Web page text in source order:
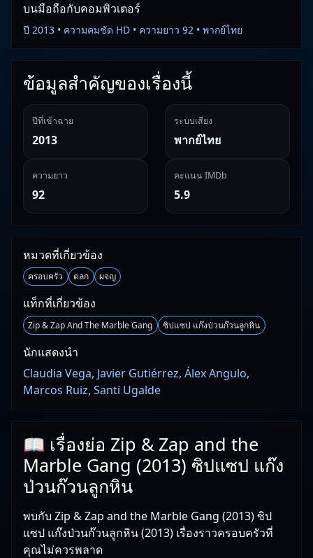
บนมือถือกับคอมพิวเตอร์
ปี 2013 • ความคมชัด HD • ความยาว 92 • พากย์ไทย
ข้อมูลสำคัญของเรื่องนี้
ปีที่เข้าฉาย
2013
ระบบเสียง
พากย์ไทย
ความยาว
92
คะแนน IMDb
5.9
หมวดที่เกี่ยวข้อง
ครอบครัว ตลก ผจญ
แท็กที่เกี่ยวข้อง
Zip & Zap And The Marble Gang ซิปแซป แก๊งป่วนก๊วนลูกหิน
นักแสดงนำ
Claudia Vega, Javier Gutiérrez, Álex Angulo,
Marcos Ruiz, Santi Ugalde
📖 เรื่องย่อ Zip & Zap and the
Marble Gang (2013) ซิปแซป แก๊ง
ป่วนก๊วนลูกหิน
พบกับ Zip & Zap and the Marble Gang (2013) ซิป
แซป แก๊งป่วนก๊วนลูกหิน (2013) เรื่องราวครอบครัวที่
คุณไม่ควรพลาด